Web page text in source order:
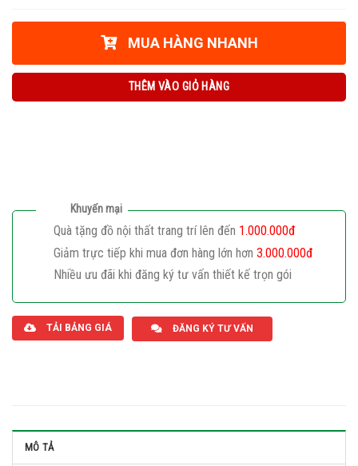
MUA HÀNG NHANH
THÊM VÀO GIỎ HÀNG
Khuyến mại
Quà tặng đồ nội thất trang trí lên đến 1.000.000đ
Giảm trực tiếp khi mua đơn hàng lớn hơn 3.000.000đ
Nhiều ưu đãi khi đăng ký tư vấn thiết kế trọn gói
TẢI BẢNG GIÁ ĐĂNG KÝ TƯ VẤN
MÔ TẢ